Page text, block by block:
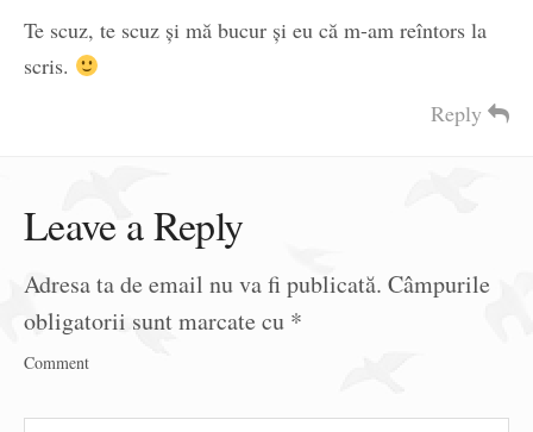
Te scuz, te scuz și mă bucur și eu că m-am reîntors la
scris.
Reply
Leave a Reply
Adresa ta de email nu va fi publicată. Câmpurile
obligatorii sunt marcate cu *
Comment